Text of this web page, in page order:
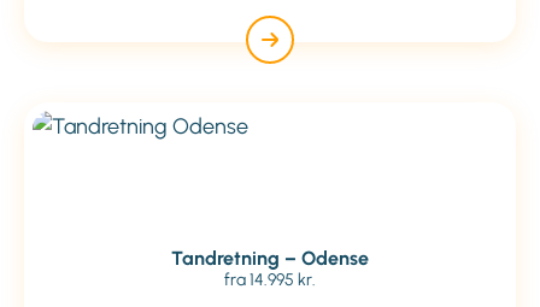
Tandretning – Odense
fra 14.995 kr.